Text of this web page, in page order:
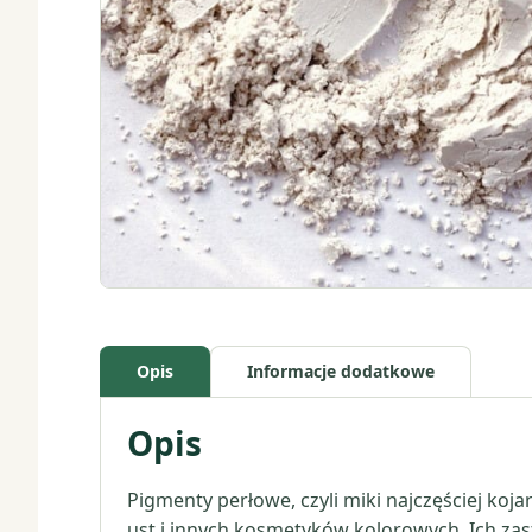
Opis Informacje dodatkowe
Opis
Pigmenty perłowe, czyli miki najczęściej